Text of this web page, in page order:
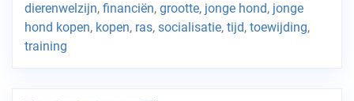
dierenwelzijn, financiën, grootte, jonge hond, jonge
hond kopen, kopen, ras, socialisatie, tijd, toewijding,
training